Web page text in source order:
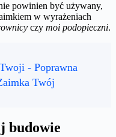
powinien być używany,
w wyrażeniach
czy moi podopieczni.
- Poprawna
Twój
budowie